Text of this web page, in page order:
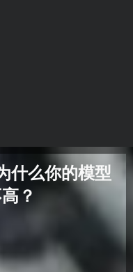
什么你的模型
？